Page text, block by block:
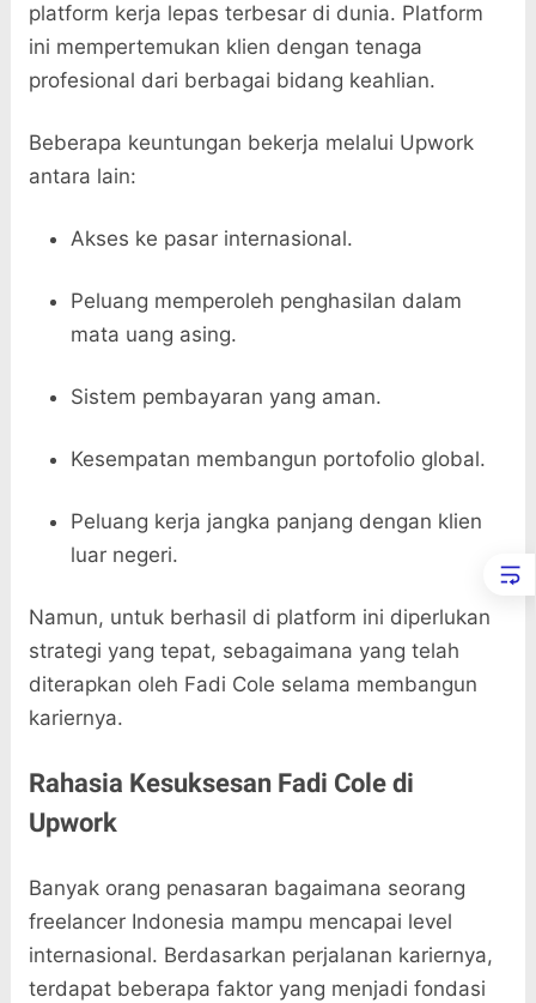
platform kerja lepas terbesar di dunia. Platform
ini mempertemukan klien dengan tenaga
profesional dari berbagai bidang keahlian.
Beberapa keuntungan bekerja melalui Upwork
antara lain:
Akses ke pasar internasional.
Peluang memperoleh penghasilan dalam
mata uang asing.
Sistem pembayaran yang aman.
Kesempatan membangun portofolio global.
Peluang kerja jangka panjang dengan klien
luar negeri.
Namun, untuk berhasil di platform ini diperlukan
strategi yang tepat, sebagaimana yang telah
diterapkan oleh Fadi Cole selama membangun
kariernya.
Rahasia Kesuksesan Fadi Cole di
Upwork
Banyak orang penasaran bagaimana seorang
freelancer Indonesia mampu mencapai level
internasional. Berdasarkan perjalanan kariernya,
terdapat beberapa faktor yang menjadi fondasi